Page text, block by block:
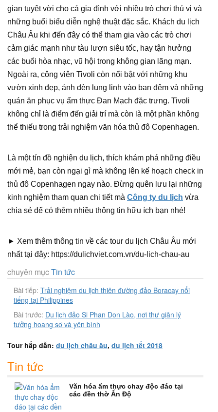
gian tuyệt vời cho cả gia đình với nhiều trò chơi thú vị và
những buổi biểu diễn nghệ thuật đặc sắc. Khách du lịch
Châu Âu khi đến đây có thể tham gia vào các trò chơi
cảm giác mạnh như tàu lượn siêu tốc, hay tận hưởng
các buổi hòa nhạc, vũ hội trong không gian lãng mạn.
Ngoài ra, công viên Tivoli còn nổi bật với những khu
vườn xinh đẹp, ánh đèn lung linh vào ban đêm và những
quán ăn phục vụ ẩm thực Đan Mạch đặc trưng. Tivoli
không chỉ là điểm đến giải trí mà còn là một phần không
thể thiếu trong trải nghiệm văn hóa thủ đô Copenhagen.
Là một tín đồ nghiện du lịch, thích khám phá những điều
mới mẻ, bạn còn ngại gì mà không lên kế hoạch check in
thủ đô Copenhagen ngay nào. Đừng quên lưu lại những
kinh nghiệm tham quan chi tiết mà Công ty du lịch vừa
chia sẻ để có thêm nhiều thông tin hữu ích bạn nhé!
► Xem thêm thông tin về các tour du lịch Châu Âu mới
nhất tại đây: https://dulichviet.com.vn/du-lich-chau-au
chuyên mụcTin tức
Bài tiếp: Trải nghiệm du lịch thiên đường đảo Boracay nổi
tiếng tại Philippines
Bài trước: Du lịch đảo Si Phan Don Lào, nơi thư giãn lý
tưởng hoang sơ và yên bình
Tour hấp dẫn: du lịch châu âu, du lịch tết 2018
Tin tức
Văn hóa ẩm thực chay độc đáo tại
các đền thờ Ấn Độ